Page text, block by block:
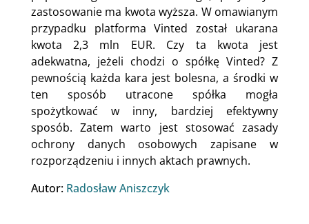
zastosowanie ma kwota wyższa. W omawianym
przypadku platforma Vinted został ukarana
kwota 2,3 mln EUR. Czy ta kwota jest
adekwatna, jeżeli chodzi o spółkę Vinted? Z
pewnością każda kara jest bolesna, a środki w
ten sposób utracone spółka mogła
spożytkować w inny, bardziej efektywny
sposób. Zatem warto jest stosować zasady
ochrony danych osobowych zapisane w
rozporządzeniu i innych aktach prawnych.
Autor: Radosław Aniszczyk